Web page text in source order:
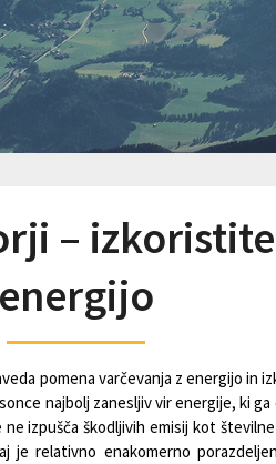
–
energijo
pomena varčevanja z energijo in
najbolj zanesljiv vir energije, ki
izpušča škodljivih emisij kot
je relativno enakomerno